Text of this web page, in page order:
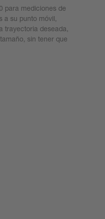
para mediciones de
a su punto móvil,
trayectoria deseada,
sin tener que